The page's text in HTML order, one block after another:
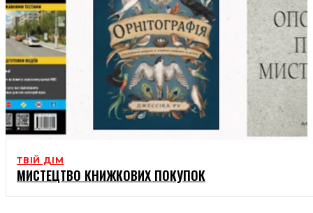
ТВІЙ ДІМ
МИСТЕЦТВО КНИЖКОВИХ ПОКУПОК